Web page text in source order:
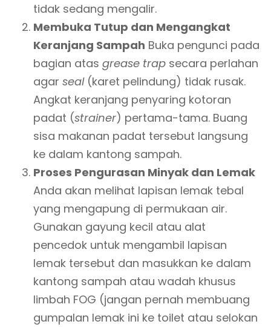
tidak sedang mengalir.
Membuka Tutup dan Mengangkat
Keranjang Sampah Buka pengunci pada
bagian atas grease trap secara perlahan
agar seal(karet pelindung) tidak rusak.
Angkat keranjang penyaring kotoran
padat (strainer) pertama-tama. Buang
sisa makanan padat tersebut langsung
ke dalam kantong sampah.
Proses Pengurasan Minyak dan Lemak
Anda akan melihat lapisan lemak tebal
yang mengapung di permukaan air.
Gunakan gayung kecil atau alat
pencedok untuk mengambil lapisan
lemak tersebut dan masukkan ke dalam
kantong sampah atau wadah khusus
limbah FOG (jangan pernah membuang
gumpalan lemak ini ke toilet atau selokan